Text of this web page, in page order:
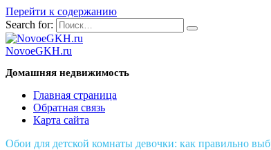
Перейти к содержанию
Search for:
NovoeGKH.ru
Домашняя недвижимость
Главная страница
Обратная связь
Карта сайта
Обои для детской комнаты девочки: как правильно